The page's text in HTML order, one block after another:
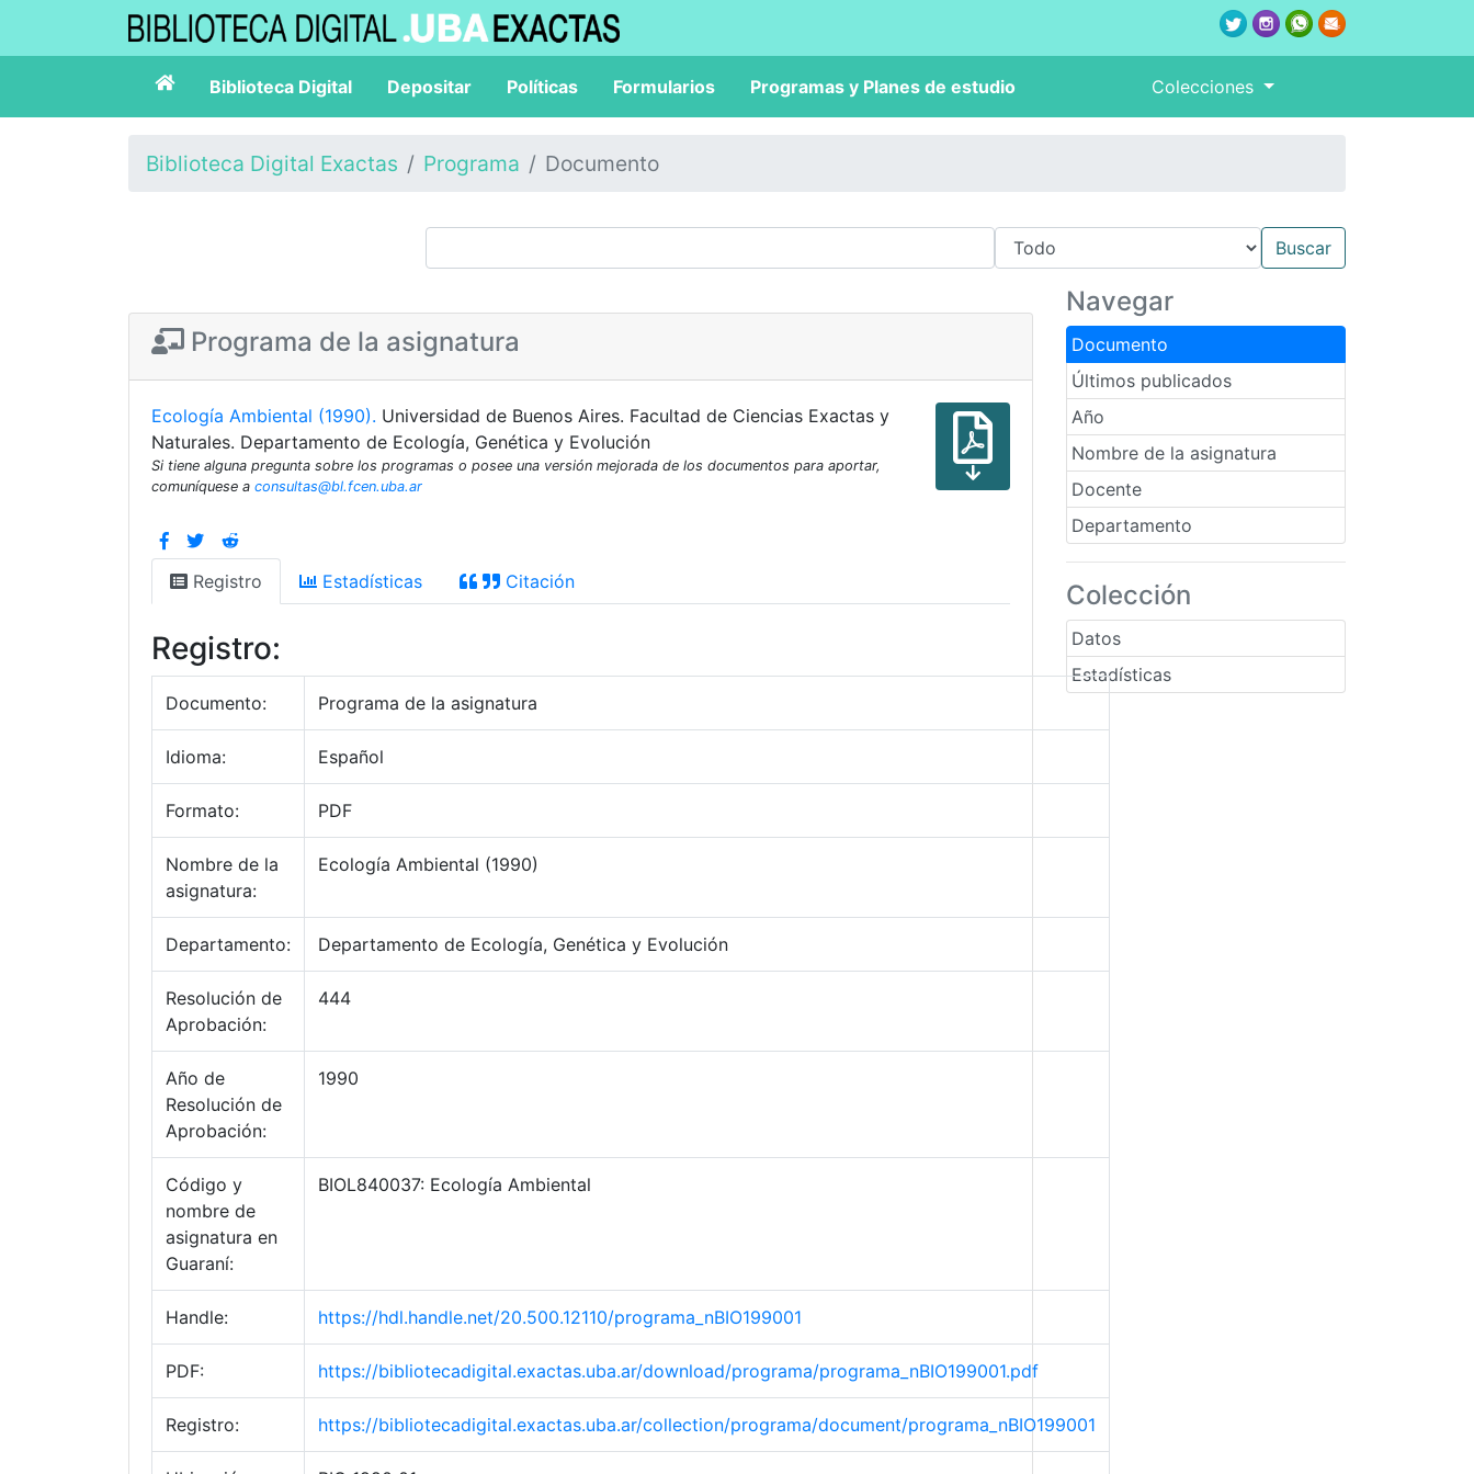
Biblioteca Digital Depositar Políticas Formularios Programas y Planes de estudio Colecciones
Biblioteca Digital Exactas Programa Documento
Navegar
Documento
Últimos publicados
Año
Nombre de la asignatura
Docente
Departamento
Colección
Datos
Estadísticas
Programa de la asignatura
Ecología Ambiental (1990). Universidad de Buenos Aires. Facultad de Ciencias Exactas y
Naturales. Departamento de Ecología, Genética y Evolución
Si tiene alguna pregunta sobre los programas o posee una versión mejorada de los documentos para aportar,
comuníquese a consultas@bl.fcen.uba.ar
Registro Estadísticas Citación
Registro:
Documento: Programa de la asignatura
Idioma: Español
Formato: PDF
Nombre de la
asignatura:
Ecología Ambiental (1990)
Departamento: Departamento de Ecología, Genética y Evolución
Resolución de
Aprobación:
444
Año de
Resolución de
Aprobación:
1990
Código y
nombre de
asignatura en
Guaraní:
BIOL840037: Ecología Ambiental
Handle: https://hdl.handle.net/20.500.12110/programa_nBIO199001
PDF: https://bibliotecadigital.exactas.uba.ar/download/programa/programa_nBIO199001.pdf
Registro: https://bibliotecadigital.exactas.uba.ar/collection/programa/document/programa_nBIO199001